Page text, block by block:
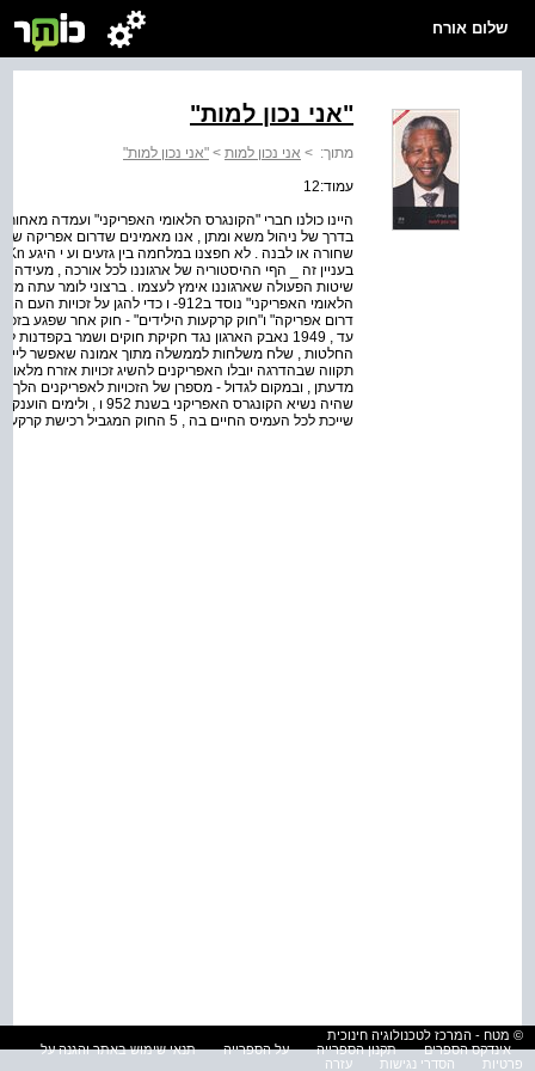
שלום אורח
"אני נכון למות"
מתוך: > אני נכון למות > "אני נכון למות"
עמוד:12
היינו כולנו חברי "הקונגרס הלאומי האפריקני" ועמדה
בדרך של ניהול משא ומתן , אנו מאמינים שדרום אפריקה
בעניין זה _ הףי ההיסטוריה של ארגוננו לכל אורכה , מעידה
שיטות הפעולה שארגוננו אימץ לעצמו . ברצוני לומר עתה
הלאומי האפריקני" נוסד ב912- ו כדי
דרום אפריקה" ו"חוק קרקעות הילידים" - חוק אחר שפגע
עד , 1949 נאבק הארגון נגד חקיקת חוקים ושמר
החלטות , שלח משלחות לממשלה מתוך אמונה שאפשר
תקווה שבהדרגה יובלו האפריקנים להשיג זכויות אזרח
מדעתן , ובמקום לגדול - מספרן של הזכויות לאפריקנים הלך
שהיה נשיא הקונגרס
שייכת לכל העמיס החיים בה , 5 החוק המגביל רכישת קרקעות על ידי ילידים .
© מטח - המרכז לטכנולוגיה חינוכית
אינדקס הספרים
תקנון הספרייה על הספרייה
תנאי שימוש באתר והגנה על
פרטיות
הסדרי נגישות עזרה